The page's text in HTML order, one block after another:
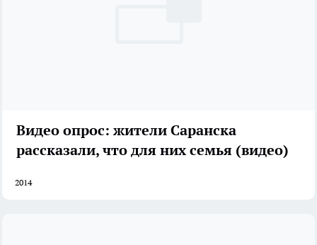
Видео опрос: жители Саранска
рассказали, что для них семья (видео)
2014